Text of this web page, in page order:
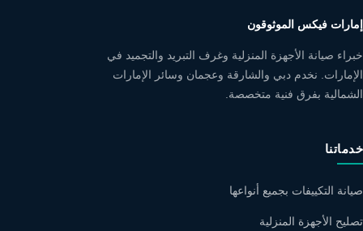
إمارات فيكس الموثوقون
خبراء صيانة الأجهزة المنزلية وغرف التبريد والتجميد في
الإمارات. نخدم دبي والشارقة وعجمان وسائر الإمارات
الشمالية بفرق فنية متخصصة.
خدماتنا
صيانة التكييفات بجميع أنواعها
تصليح الأجهزة المنزلية